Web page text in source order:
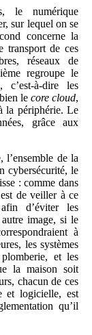
le numérique
sur lequel on se
concerne la
transport de ces
réseaux de
regroupe le
c’est-à-dire les
le core cloud,
la périphérie. Le
grâce aux
l’ensemble de la
cybersécurité, le
: comme dans
de veiller à ce
d’éviter les
image, si le
à
les systèmes
et les
la maison soit
chacun de ces
et logicielle, est
qu’il